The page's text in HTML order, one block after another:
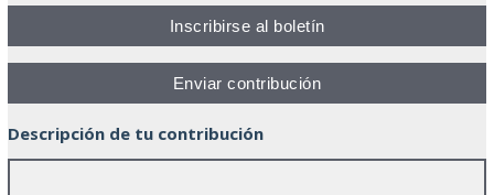
Descripción de tu contribución